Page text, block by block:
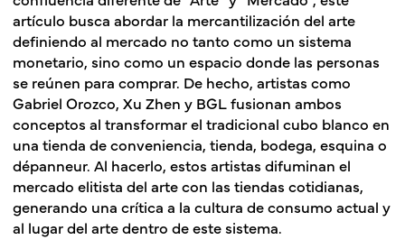
artículo busca abordar la mercantilización del arte
definiendo al mercado no tanto como un sistema
monetario, sino como un espacio donde las personas
se reúnen para comprar. De hecho, artistas como
Gabriel Orozco, Xu Zhen y BGL fusionan ambos
conceptos al transformar el tradicional cubo blanco en
una tienda de conveniencia, tienda, bodega, esquina o
dépanneur. Al hacerlo, estos artistas difuminan el
mercado elitista del arte con las tiendas cotidianas,
generando una crítica a la cultura de consumo actual y
al lugar del arte dentro de este sistema.